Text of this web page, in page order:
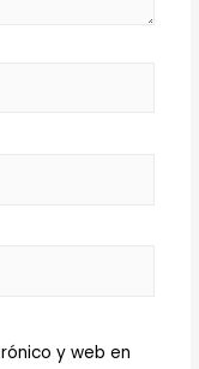
y web en